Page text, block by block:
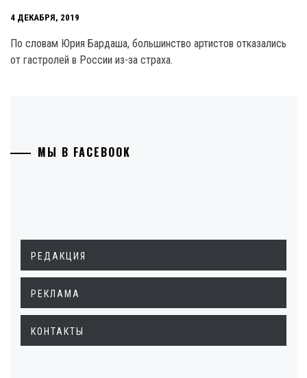
4 ДЕКАБРЯ, 2019
По словам Юрия Бардаша, большинство артистов отказались
от гастролей в России из-за страха.
МЫ В FACEBOOK
РЕДАКЦИЯ
РЕКЛАМА
КОНТАКТЫ